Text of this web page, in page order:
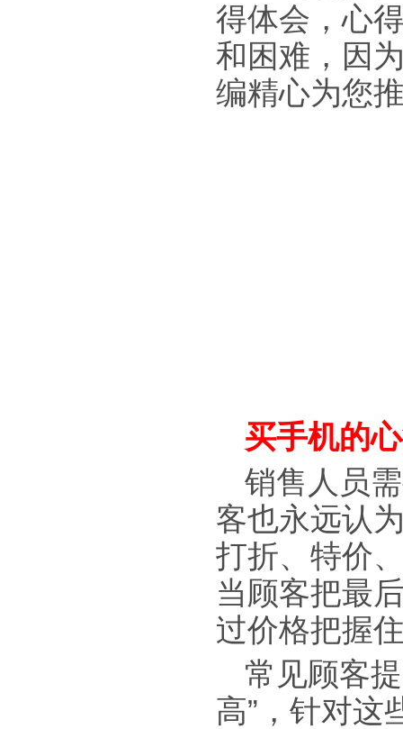
得体会，心
和困难，因
编精心为您
买手机的
销售人员
客也永远认
打折、特价
当顾客把最
过价格把握
常见顾客
高”，针对这